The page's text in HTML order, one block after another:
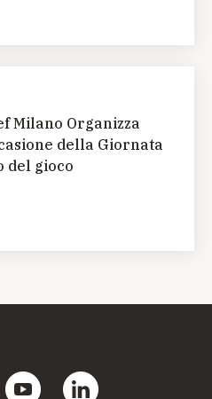
Milano Organizza
della Giornata
Giorno del gioco